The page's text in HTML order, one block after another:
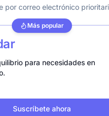
por correo electrónico
Más popular
para necesidades en
Suscríbete ahora